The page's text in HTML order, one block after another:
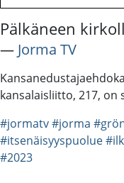
Pälkäneen
― Jorma TV
kansalaisliitto, 217, on
#jormatv#jorma
#itsenäisyyspuolue
#2023